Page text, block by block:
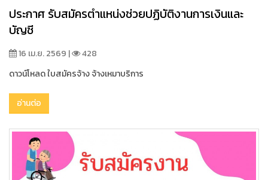
ประกาศ รับสมัครตำแหน่งช่วยปฏิบัติงานการเงินและ
บัญชี
16 เม.ย. 2569 |
428
ดาวน์โหลด ใบสมัครจ้าง จ้างเหมาบริการ
อ่านต่อ